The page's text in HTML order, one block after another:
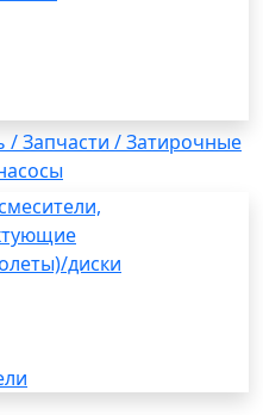
/ Запчасти / Затирочные
диски